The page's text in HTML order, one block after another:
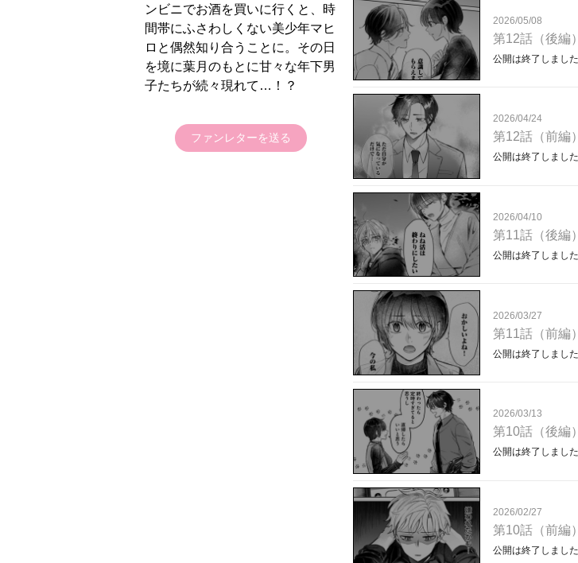
ンビニでお酒を買いに行くと、時
間帯にふさわしくない美少年マヒ
ロと偶然知り合うことに。その日
を境に葉月のもとに甘々な年下男
子たちが続々現れて…！？
ファンレターを送る
2026/05/08
第12話（後編）
公開は終了しました
2026/04/24
第12話（前編）
公開は終了しました
2026/04/10
第11話（後編）
公開は終了しました
2026/03/27
第11話（前編）
公開は終了しました
2026/03/13
第10話（後編）
公開は終了しました
2026/02/27
第10話（前編）
公開は終了しました